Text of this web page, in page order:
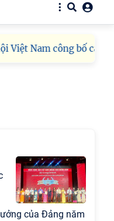
Nam công bố các
của Đảng năm